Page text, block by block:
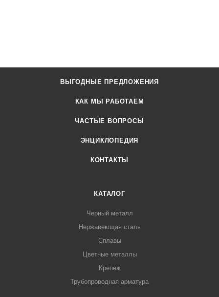
ВЫГОДНЫЕ ПРЕДЛОЖЕНИЯ
КАК МЫ РАБОТАЕМ
ЧАСТЫЕ ВОПРОСЫ
ЭНЦИКЛОПЕДИЯ
КОНТАКТЫ
КАТАЛОГ
Черный металл
Нержавеющая сталь
Сплавы
Цветные металлы
Крепеж
Трубопроводная арматура